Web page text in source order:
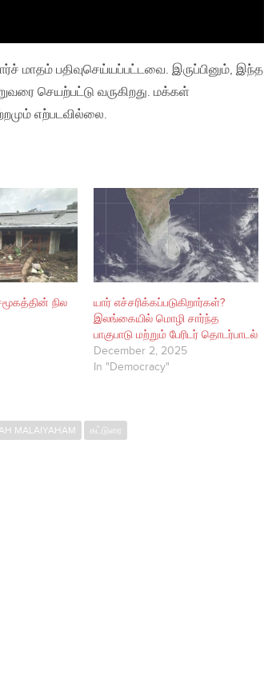
மாதம் பதிவுசெய்யப்பட்டவை. இருப்பினும், இந்த
செயற்பட்டு வருகிறது. மக்கள்
எற்படவில்லை.
நில
யார் எச்சரிக்கப்படுகிறார்கள்?
இலங்கையில் மொழி சார்ந்த
பாகுபாடு மற்றும் பேரிடர் தொடர்பாடல்
December 2, 2025
In "Democracy"
MALAIYAHAM கட்டுரை